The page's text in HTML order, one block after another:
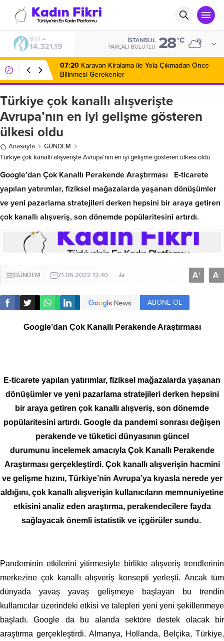
BIST
14.321,19
İSTANBUL
PARÇALI BULUTLU 28°C
07:20 Karavan Kiralama ile Yola Çıkmadan Önce
Bilinmesi Gerekenler
Türkiye çok kanallı alışverişte
Avrupa’nın en iyi gelişme gösteren
ülkesi oldu
Anasayfa
GÜNDEM
Türkiye çok kanallı alışverişte Avrupa’nın en iyi gelişme gösteren ülkesi oldu
Google’dan Çok Kanallı Perakende Araştırması E-ticarete
yapılan yatırımlar, fiziksel mağazalarda yaşanan dönüşümler
ve yeni pazarlama stratejileri derken hepsini bir araya getiren
çok kanallı alışveriş, son dönemde popülaritesini artırdı.
GÜNDEM 21.06.2022 12:40 A+ A-
ABONE OL
Google’dan Çok Kanallı Perakende Araştırması
E-ticarete yapılan yatırımlar, fiziksel mağazalarda yaşanan
dönüşümler ve yeni pazarlama stratejileri derken hepsini
bir araya getiren çok kanallı alışveriş, son dönemde
popülaritesini artırdı. Google da pandemi sonrası değişen
perakende ve tüketici dünyasının güncel
durumunu incelemekamacıyla Çok Kanallı Perakende
Araştırması gerçekleştirdi. Çok kanallı alışverişin hacmini
ve gelişme hızını, Türkiye’nin Avrupa’yakıyasla nerede yer
aldığını, çok kanallı alışverişin kullanıcıların memnuniyetine
etkisini analiz eden araştırma, perakendecilere fayda
sağlayacak önemli istatistik ve içgörüler sundu.
Pandeminin etkilerini yitirmesiyle birlikte alışveriş trendlerinin
merkezine çok kanallı alışveriş konsepti yerleşti. Ancak tüm
dünyada yavaş yavaş gelişmeye başlayan bu trendin
kullanıcılar üzerindeki etkisi ve talepleri yeni yeni şekillenmeye
başladı. Google da bu alanda sektöre destek olacak bir
araştırma gerçekleştirdi. Almanya, Hollanda, Belçika, Türkiye,